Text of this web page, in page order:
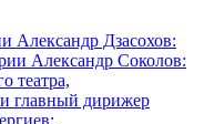
Александр Дзасохов:
Александр Соколов:
театра,
главный дирижер